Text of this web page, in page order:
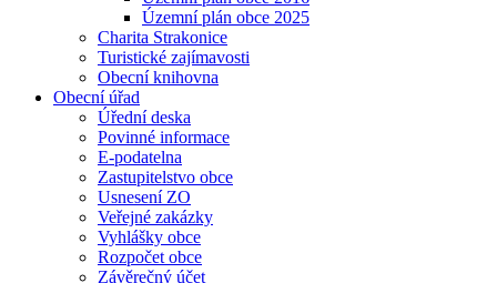
Územní plán obce 2025
Charita Strakonice
Turistické zajímavosti
Obecní knihovna
Obecní úřad
Úřední deska
Povinné informace
E-podatelna
Zastupitelstvo obce
Usnesení ZO
Veřejné zakázky
Vyhlášky obce
Rozpočet obce
Závěrečný účet